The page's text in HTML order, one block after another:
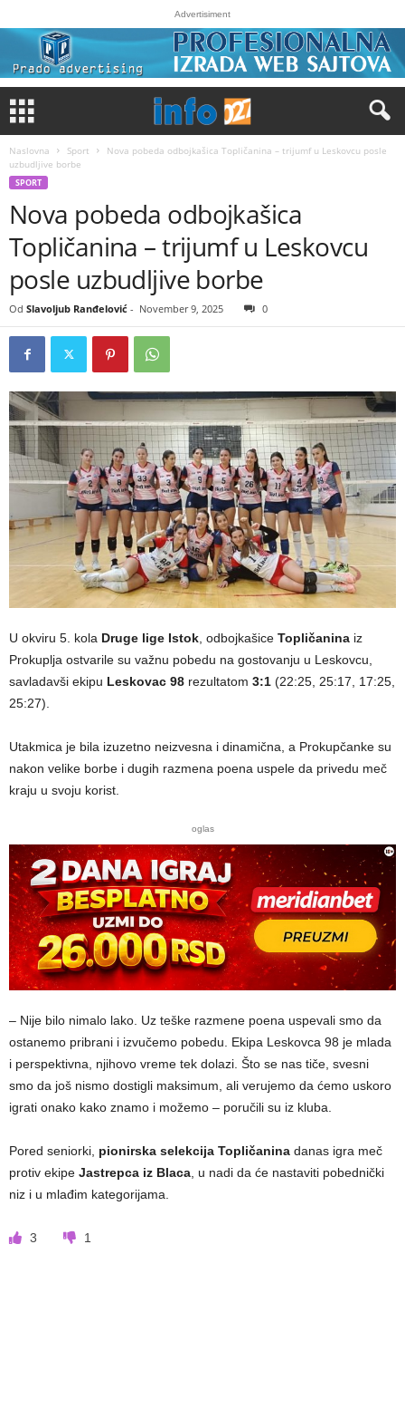
Advertisiment
Naslovna Sport
Nova pobeda odbojkašica Topličanina – trijumf u Leskovcu posle
uzbudljive borbe
SPORT
Nova pobeda odbojkašica
Topličanina – trijumf u Leskovcu
posle uzbudljive borbe
Od Slavoljub Ranđelović - November 9, 2025 0
U okviru 5. kola Druge lige Istok, odbojkašice Topličanina iz
Prokuplja ostvarile su važnu pobedu na gostovanju u Leskovcu,
savladavši ekipu Leskovac 98 rezultatom 3:1 (22:25, 25:17, 17:25,
25:27).
Utakmica je bila izuzetno neizvesna i dinamična, a Prokupčanke su
nakon velike borbe i dugih razmena poena uspele da privedu meč
kraju u svoju korist.
oglas
– Nije bilo nimalo lako. Uz teške razmene poena uspevali smo da
ostanemo pribrani i izvučemo pobedu. Ekipa Leskovca 98 je mlada
i perspektivna, njihovo vreme tek dolazi. Što se nas tiče, svesni
smo da još nismo dostigli maksimum, ali verujemo da ćemo uskoro
igrati onako kako znamo i možemo – poručili su iz kluba.
Pored seniorki, pionirska selekcija Topličanina danas igra meč
protiv ekipe Jastrepca iz Blaca, u nadi da će nastaviti pobednički
niz i u mlađim kategorijama.
3 1